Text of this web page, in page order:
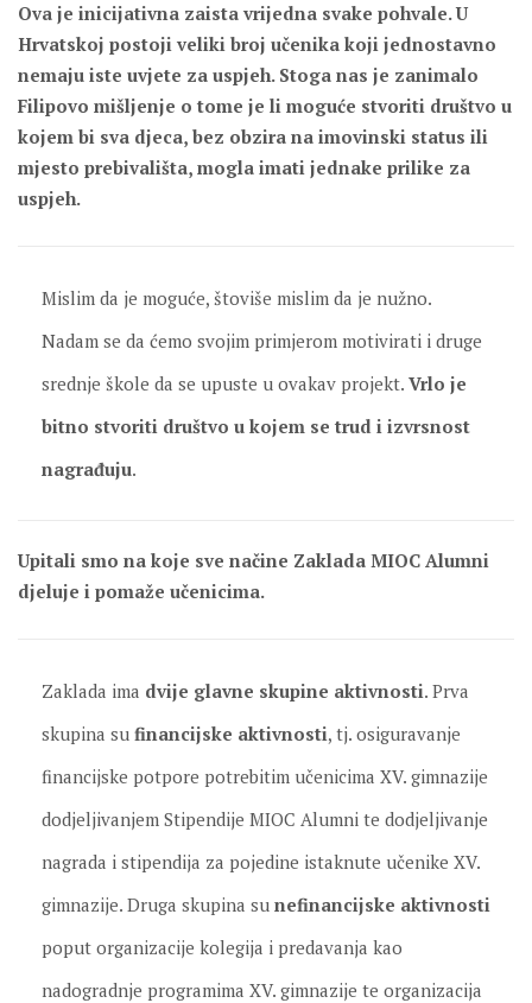
Ova je inicijativna zaista vrijedna svake pohvale. U
Hrvatskoj postoji veliki broj učenika koji jednostavno
nemaju iste uvjete za uspjeh. Stoga nas je zanimalo
Filipovo mišljenje o tome je li moguće stvoriti društvo u
kojem bi sva djeca, bez obzira na imovinski status ili
mjesto prebivališta, mogla imati jednake prilike za
uspjeh.
Mislim da je moguće, štoviše mislim da je nužno.
Nadam se da ćemo svojim primjerom motivirati i druge
srednje škole da se upuste u ovakav projekt. Vrlo je
bitno stvoriti društvo u kojem se trud i izvrsnost
nagrađuju.
Upitali smo na koje sve načine Zaklada MIOC Alumni
djeluje i pomaže učenicima.
Zaklada ima dvije glavne skupine aktivnosti. Prva
skupina su financijske aktivnosti, tj. osiguravanje
financijske potpore potrebitim učenicima XV. gimnazije
dodjeljivanjem Stipendije MIOC Alumni te dodjeljivanje
nagrada i stipendija za pojedine istaknute učenike XV.
gimnazije. Druga skupina su nefinancijske aktivnosti
poput organizacije kolegija i predavanja kao
nadogradnje programima XV. gimnazije te organizacija